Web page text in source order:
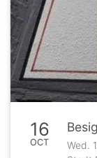
16
OCT
Wed.